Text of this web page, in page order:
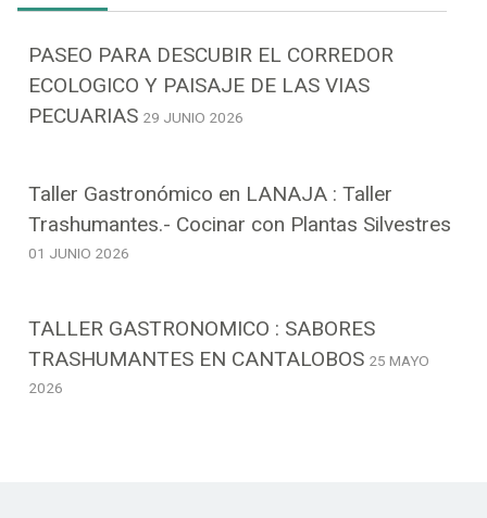
PASEO PARA DESCUBIR EL CORREDOR
ECOLOGICO Y PAISAJE DE LAS VIAS
PECUARIAS 29 JUNIO 2026
Taller Gastronómico en LANAJA : Taller
Trashumantes.- Cocinar con Plantas Silvestres
01 JUNIO 2026
TALLER GASTRONOMICO : SABORES
TRASHUMANTES EN CANTALOBOS 25 MAYO
2026